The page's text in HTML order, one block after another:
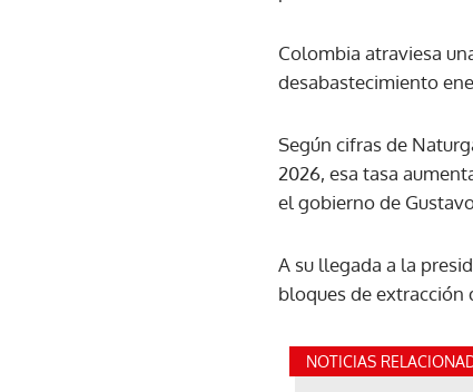
Colombia atraviesa
desabastecimiento
Según cifras de
2026, esa tasa
el gobierno de
A su llegada a la
bloques de extracción
NOTICIAS